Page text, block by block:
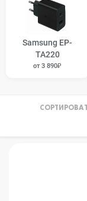
Samsung EP-
TA220
от 3 890₽